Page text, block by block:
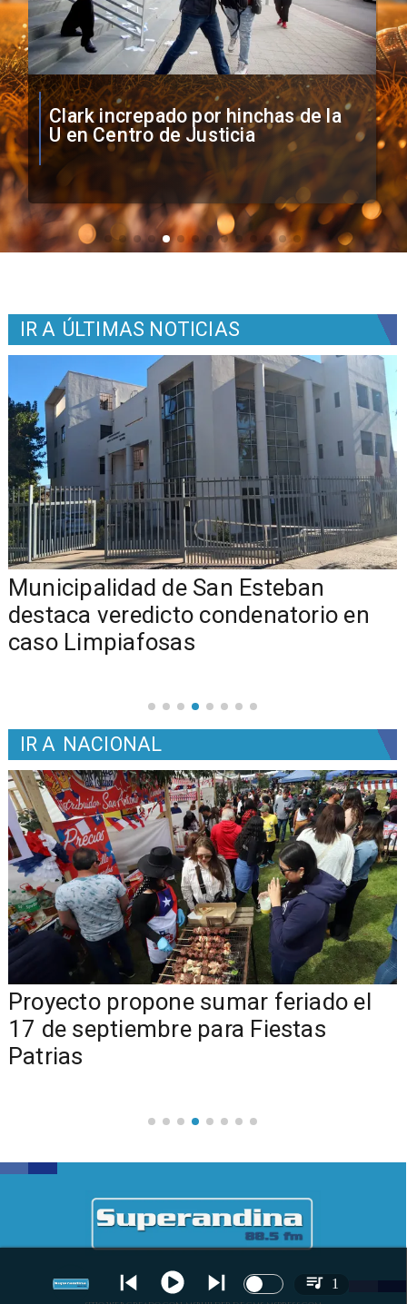
Vozinha firma contrato con Colo
Colo como nuevo arquero
IR A ÚLTIMAS NOTICIAS
Municipalidad de San Esteban
destaca veredicto condenatorio en
caso Limpiafosas
IR A NACIONAL
Proyecto propone sumar feriado el
17 de septiembre para Fiestas
Patrias
1